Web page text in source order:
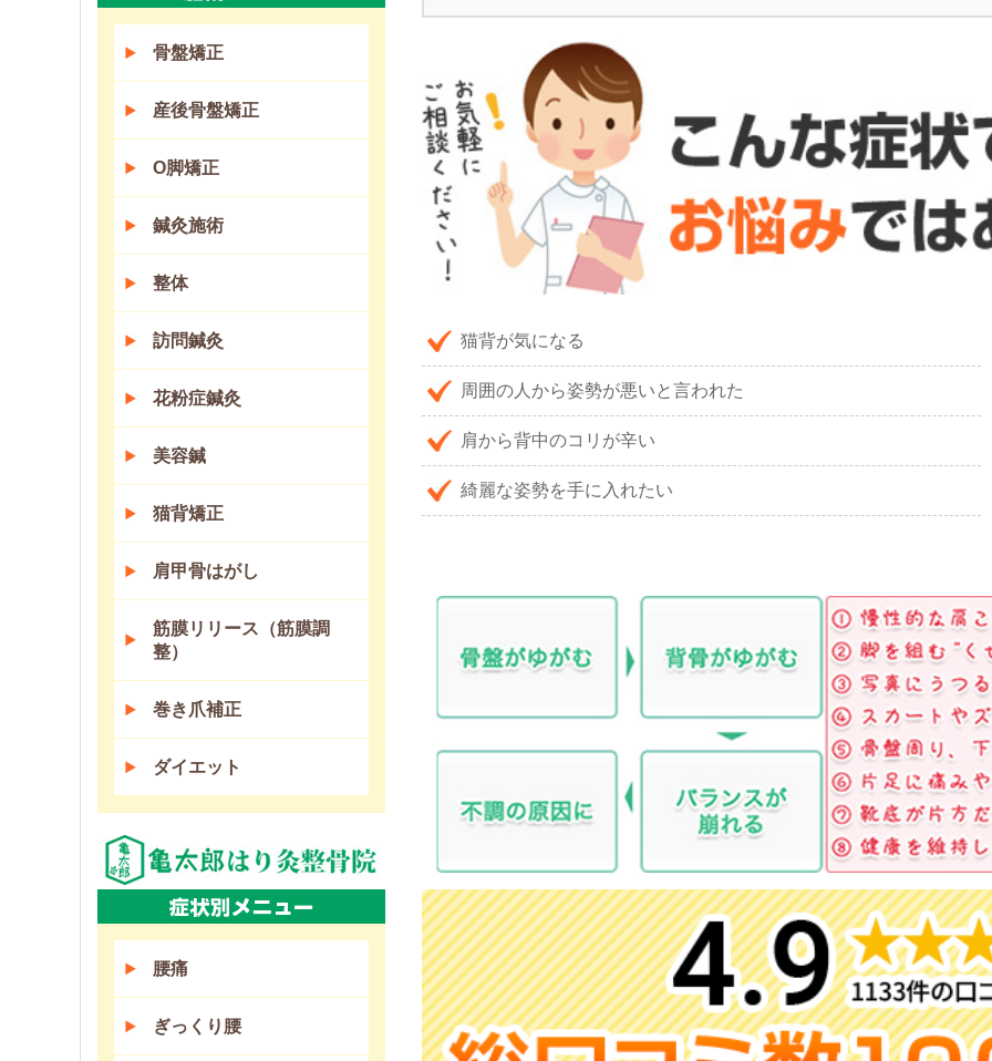
猫背が気になる
周囲の人から姿勢が悪いと言われた
肩から背中のコリが辛い
綺麗な姿勢を手に入れたい
骨盤矯正
産後骨盤矯正
O脚矯正
鍼灸施術
整体
訪問鍼灸
花粉症鍼灸
美容鍼
猫背矯正
肩甲骨はがし
筋膜リリース（筋膜調
整）
巻き爪補正
ダイエット
腰痛
ぎっくり腰